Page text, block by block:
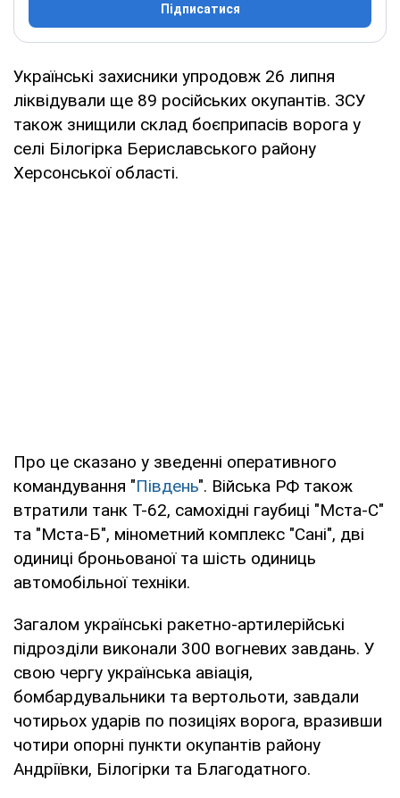
Підписатися
Українські захисники упродовж 26 липня
ліквідували ще 89 російських окупантів. ЗСУ
також знищили склад боєприпасів ворога у
селі Білогірка Бериславського району
Херсонської області.
Про це сказано у зведенні оперативного
командування "Південь". Війська РФ також
втратили танк Т-62, самохідні гаубиці "Мста-С"
та "Мста-Б", мінометний комплекс "Сані", дві
одиниці броньованої та шість одиниць
автомобільної техніки.
Загалом українські ракетно-артилерійські
підрозділи виконали 300 вогневих завдань. У
свою чергу українська авіація,
бомбардувальники та вертольоти, завдали
чотирьох ударів по позиціях ворога, вразивши
чотири опорні пункти окупантів району
Андріївки, Білогірки та Благодатного.